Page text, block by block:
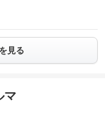
見る
マ